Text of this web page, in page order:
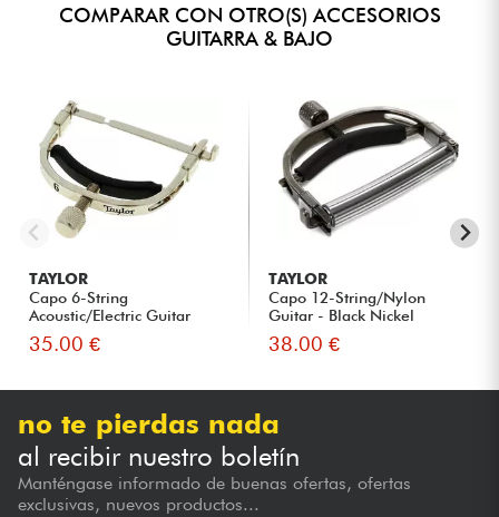
COMPARAR CON OTRO(S) ACCESORIOS
GUITARRA & BAJO
TAYLOR
Capo 6-String
Acoustic/Electric Guitar
80492 - Bri...
35.00 €
TAYLOR
Capo 12-String/Nylon
Guitar - Black Nickel
38.00 €
no te pierdas nada
al recibir nuestro boletín
Manténgase informado de buenas ofertas, ofertas
exclusivas, nuevos productos...